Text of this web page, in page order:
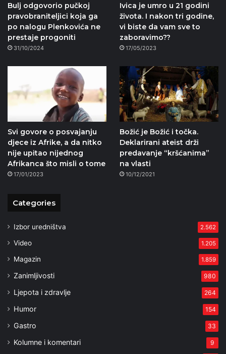
Bulj odgovorio pučkoj
pravobraniteljici koja ga
po nalogu Plenkovića ne
prestaje progoniti
31/10/2024
Ivica je umro u 21 godini
života. I nakon tri godine,
vi biste da vam sve to
zaboravimo??
17/05/2023
Svi govore o posvajanju
djece iz Afrike, a da nitko
nije upitao nijednog
Afrikanca što misli o tome
17/01/2023
Božić je Božić i točka.
Deklarirani ateist drži
predavanje “kršćanima”
na vlasti
10/12/2021
Categories
Izbor uredništva 2.562
Video 1.205
Magazin 1.859
Zanimljivosti 980
Ljepota i zdravlje 264
Humor 154
Gastro 33
Kolumne i komentari 9